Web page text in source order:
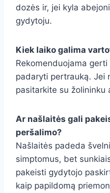
dozės ir, jei kyla
gydytoju.
Kiek laiko galima
Rekomenduojama
padaryti pertrauką. Jei
pasitarkite su žolininku
Ar našlaitės gali
peršalimo?
Našlaitės padeda
simptomus, bet
pakeisti gydytojo
kaip papildomą